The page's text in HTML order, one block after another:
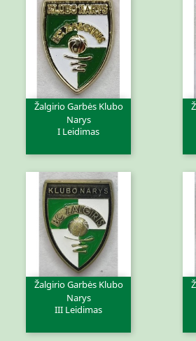
Žalgirio Garbės Klubo
Narys
I Leidimas
Žalgirio Garbės Klubo
Narys
III Leidimas